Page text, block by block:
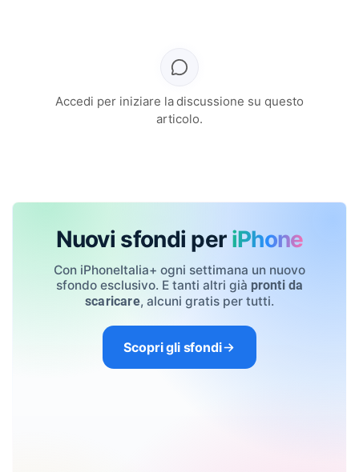
Accedi per iniziare la discussione su questo
articolo.
Nuovi sfondi per iPhone
Con iPhoneItalia+ ogni settimana un nuovo
sfondo esclusivo. E tanti altri già pronti da
scaricare, alcuni gratis per tutti.
Scopri gli sfondi